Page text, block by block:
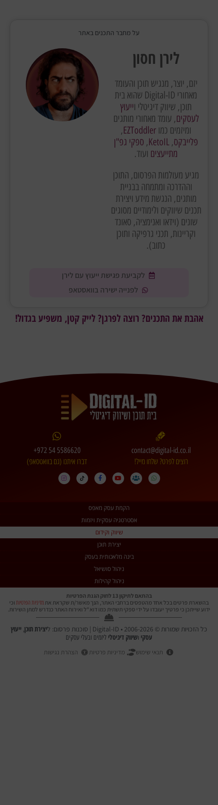
על מחבר התכנים באתר
לירן חסון
יזם, יוצר, מנגיש תוכן והעומד
מאחורי Digital-ID שהוא בית
תוכן, שיווק דיגיטלי וייעוץ
לעסקים, עומד מאחורי מותגים
ומיזמים כמו EZToddler
,
פלייבקס,
KetoIL
, ספקי גפ"ן
מתייעצים ועוד.
מגיע מעולמות הפרסום, התוכן
וההדרכה ומתמחה בבניית
מותגים, הנגשת מידע ויצירת
תכנים שיווקים ולימודיים מסוגים
שונים (וידאו ואנימציה, סאונד
וקריינות, תכני גרפיקה ותוכן
כתוב).
לקביעת פגישת ייעוץ עם לירן
לפנייה ישירה בוואסטאפ
אהבת את התכנים? רוצה לפרגן? לייק קטן, משפיע בגדול!
contact@digital-id.co.il
רוצים לפרט? שלחו מייל!
+972 54 5586620
דברו איתנו (גם בוואטסאפ)
הקמת עסק מאפס
אסטרטגיה עסקית ויזמות
שיווק וקידום
יצירת תוכן
בינה מלאכותית בעסק
ניהול סושיאל
ניהול קהילות
בהתאם לתיקון 13 לחוק הגנת הפרטיות
בהשארת פרטים בכל אחד מהטפסים ברחבי האתר, הנך מאשר/ת שקראת את מדיניות הפרטיות וכי
ידוע שייתכן כי פרטיך יעובדו על ידי ספקי תשתית כמו דוא"ל ואירוח האתר כנדרש למתן השירות.
כל הזכויות שמורות © 2006-2026 • Digital-ID | סוכנות פרסום: ל יצירת תוכן, ייעוץ
עסקי ושיווק דיגיטלי ליזמים ובעלי עסקים
תנאי שימוש
מדיניות פרטיות הצהרת נגישות